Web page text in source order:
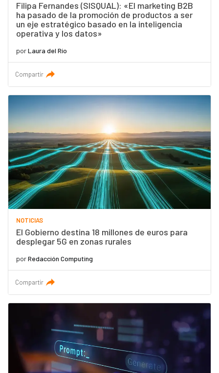
Filipa Fernandes (SISQUAL): «El marketing B2B
ha pasado de la promoción de productos a ser
un eje estratégico basado en la inteligencia
operativa y los datos»
porLaura del Río
Compartir
NOTICIAS
El Gobierno destina 18 millones de euros para
desplegar 5G en zonas rurales
porRedacción Computing
Compartir